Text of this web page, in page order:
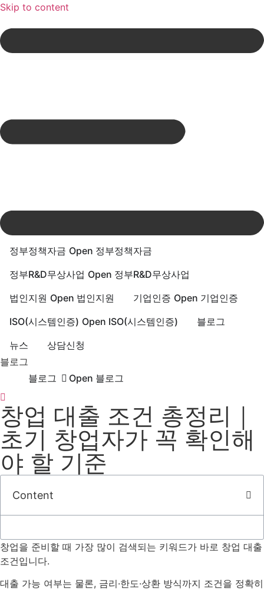
Skip to content
정부정책자금 Open 정부정책자금
정부R&D무상사업 Open 정부R&D무상사업
법인지원 Open 법인지원 기업인증 Open 기업인증
ISO(시스템인증) Open ISO(시스템인증)
블로그
뉴스
상담신청
블로그
블로그
Open 블로그
창업 대출 조건 총정리｜
초기 창업자가 꼭 확인해
야 할 기준
Content
창업을 준비할 때 가장 많이 검색되는 키워드가 바로 창업 대출
조건입니다.
대출 가능 여부는 물론, 금리·한도·상환 방식까지 조건을 정확히